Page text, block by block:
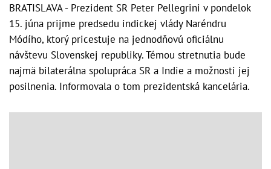
BRATISLAVA - Prezident SR Peter Pellegrini v pondelok
15. júna prijme predsedu indickej vlády Naréndru
Módího, ktorý pricestuje na jednodňovú oficiálnu
návštevu Slovenskej republiky. Témou stretnutia bude
najmä bilaterálna spolupráca SR a Indie a možnosti jej
posilnenia. Informovala o tom prezidentská kancelária.